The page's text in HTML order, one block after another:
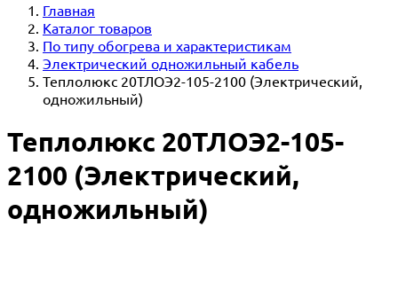
Главная
Каталог товаров
По типу обогрева и характеристикам
Электрический одножильный кабель
Теплолюкс 20ТЛОЭ2-105-2100 (Электрический,
одножильный)
Теплолюкс 20ТЛОЭ2-105-
2100 (Электрический,
одножильный)